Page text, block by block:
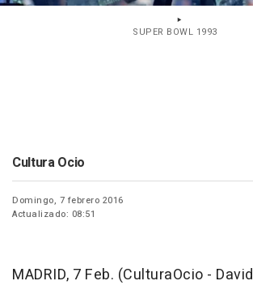
SUPER BOWL 1993
Cultura Ocio
Domingo, 7 febrero 2016
Actualizado: 08:51
MADRID, 7 Feb. (CulturaOcio -